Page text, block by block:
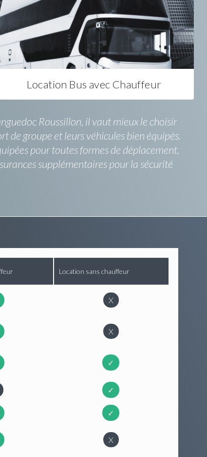
Location Bus avec Chauffeur
Roussillon, il vaut mieux le choisir
de groupe et leurs véhicules bien équipés.
pour toutes formes de déplacement.
supplémentaires pour la sécurité
Location sans chauffeur
X
X
✓
✓
✓
X